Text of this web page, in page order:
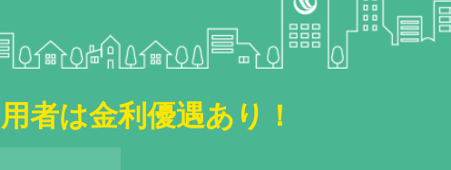
者は金利優遇あり！